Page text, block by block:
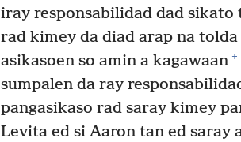
iray responsabilidad dad sikato
rad kimey da diad arap na
asikasoen so amin a kagawaan +
sumpalen da ray
pangasikaso rad saray kimey
Levita ed si Aaron tan ed